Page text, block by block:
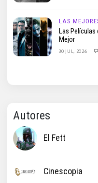
LAS
Las Películas
Mejor
30 JUL, 2026
Autores
El Fett
Cinescopia